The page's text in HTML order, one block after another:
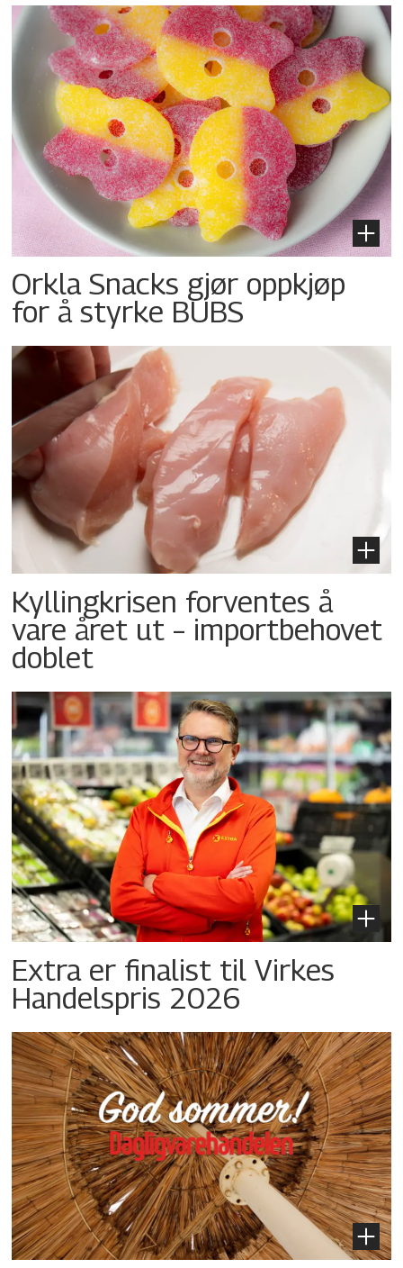
Orkla Snacks gjør oppkjøp
for å styrke BUBS
Kyllingkrisen forventes å
vare året ut – importbehovet
doblet
Extra er finalist til Virkes
Handelspris 2026